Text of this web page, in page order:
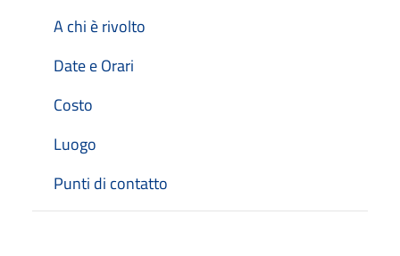
A chi è rivolto
Date e Orari
Costo
Luogo
Punti di contatto